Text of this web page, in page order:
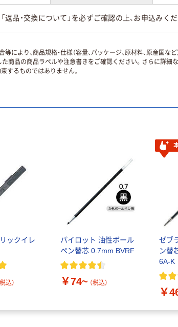
返品・交換について」を必ずご確認の上、お申込みくだ
より、商品規格・仕様（容量、パッケージ、原材料、原産国な
品の商品ラベルや注意書きをご確認ください。さらに詳細
するものではありません。
ックイレ
税込）
パイロット 油性ボール
ペン替芯 0.7mm BVRF
￥74~ （税込）
ゼブ
ン替
6A-K
￥